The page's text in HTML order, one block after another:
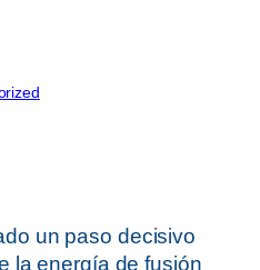
un paso decisivo
la energía de fusión